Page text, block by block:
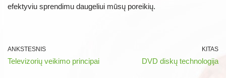
efektyviu sprendimu daugeliui mūsų poreikių.
ANKSTESNIS
Televizorių veikimo principai
KITAS
DVD diskų technologija